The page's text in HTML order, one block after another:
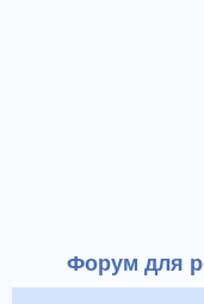
Форум для